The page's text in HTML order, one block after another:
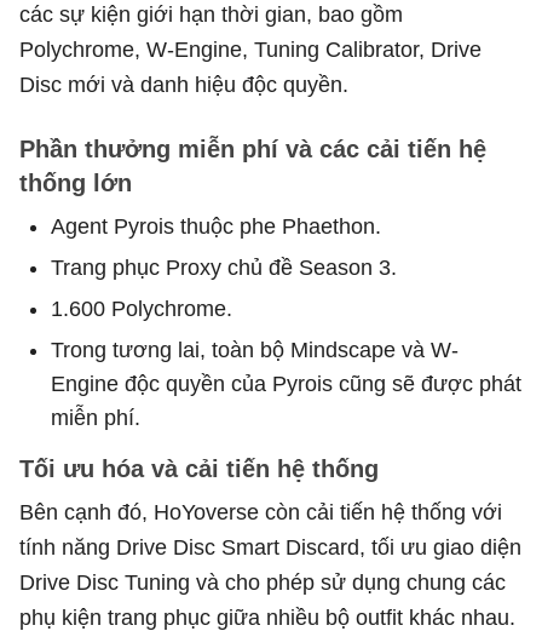
các sự kiện giới hạn thời gian, bao gồm
Polychrome, W-Engine, Tuning Calibrator, Drive
Disc mới và danh hiệu độc quyền.
Phần thưởng miễn phí và các cải tiến hệ
thống lớn
Agent Pyrois thuộc phe Phaethon.
Trang phục Proxy chủ đề Season 3.
1.600 Polychrome.
Trong tương lai, toàn bộ Mindscape và W-
Engine độc quyền của Pyrois cũng sẽ được phát
miễn phí.
Tối ưu hóa và cải tiến hệ thống
Bên cạnh đó, HoYoverse còn cải tiến hệ thống với
tính năng Drive Disc Smart Discard, tối ưu giao diện
Drive Disc Tuning và cho phép sử dụng chung các
phụ kiện trang phục giữa nhiều bộ outfit khác nhau.